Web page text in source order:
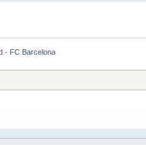
- FC Barcelona